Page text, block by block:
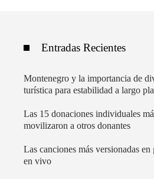
Entradas Recientes
Montenegro y la importancia de
turística para estabilidad a largo
Las 15 donaciones individuales
movilizaron a otros donantes
Las canciones más versionadas
en vivo